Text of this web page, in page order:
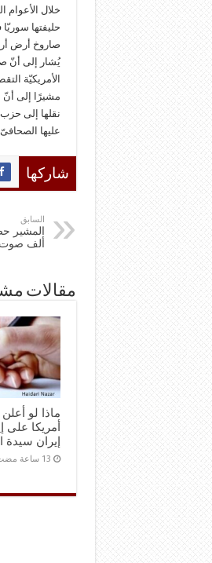
صاروخ أرض
یُشار إلى أنّ
نقلها إلى
علیها
شاركها
السابق
ألف صوت
مقالات
ماذا لو
أمريكا على
إيران سيدة